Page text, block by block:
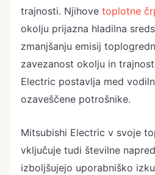
trajnosti. Njihove toplotne
okolju prijazna hladilna
zmanjšanju emisij
zavezanost okolju in
Electric postavlja med
ozaveščene potrošnike.
Mitsubishi Electric v svoje
vključuje tudi številne
izboljšujejo uporabniško